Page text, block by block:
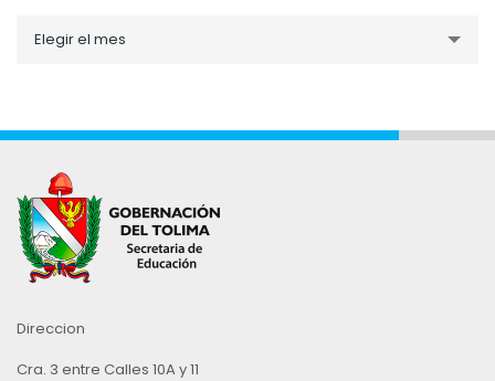
porElegir el mes
Direccion
Cra. 3 entre Calles 10A y 11